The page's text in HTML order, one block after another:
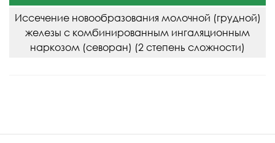
Иссечение новообразования молочной (грудной)
железы с комбинированным ингаляционным
наркозом (севоран) (2 степень сложности)